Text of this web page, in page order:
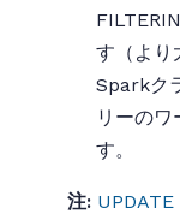
す（より
Sparkク
リーの
す。
注: UPDATE